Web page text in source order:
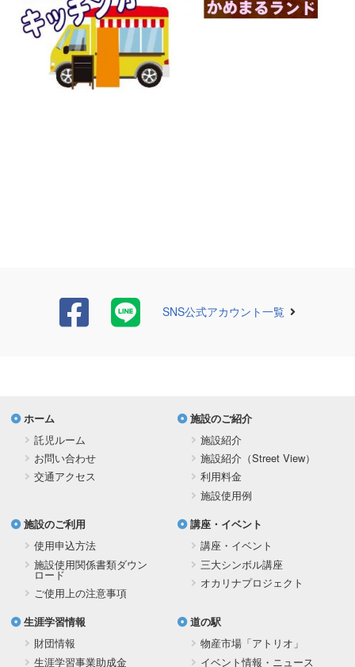
SNS公式アカウント一覧
ホーム
託児ルーム
お問い合わせ
交通アクセス
施設のご紹介
施設紹介
施設紹介（Street View）
利用料金
施設使用例
施設のご利用
使用申込方法
施設使用関係書類ダウン
ロード
ご使用上の注意事項
講座・イベント
講座・イベント
三大シンボル講座
オカリナプロジェクト
生涯学習情報
財団情報
生涯学習事業助成金
道の駅
物産市場「アトリオ」
イベント情報・ニュース